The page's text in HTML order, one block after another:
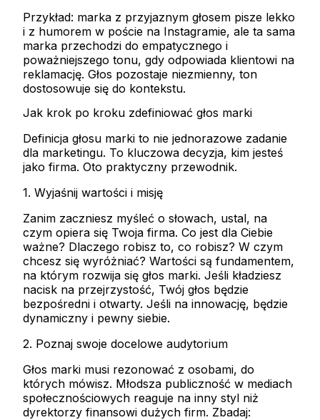
Przykład: marka z przyjaznym głosem pisze lekko
i z humorem w poście na Instagramie, ale ta sama
marka przechodzi do empatycznego i
poważniejszego tonu, gdy odpowiada klientowi na
reklamację. Głos pozostaje niezmienny, ton
dostosowuje się do kontekstu.
Jak krok po kroku zdefiniować głos marki
Definicja głosu marki to nie jednorazowe zadanie
dla marketingu. To kluczowa decyzja, kim jesteś
jako firma. Oto praktyczny przewodnik.
1. Wyjaśnij wartości i misję
Zanim zaczniesz myśleć o słowach, ustal, na
czym opiera się Twoja firma. Co jest dla Ciebie
ważne? Dlaczego robisz to, co robisz? W czym
chcesz się wyróżniać? Wartości są fundamentem,
na którym rozwija się głos marki. Jeśli kładziesz
nacisk na przejrzystość, Twój głos będzie
bezpośredni i otwarty. Jeśli na innowację, będzie
dynamiczny i pewny siebie.
2. Poznaj swoje docelowe audytorium
Głos marki musi rezonować z osobami, do
których mówisz. Młodsza publiczność w mediach
społecznościowych reaguje na inny styl niż
dyrektorzy finansowi dużych firm. Zbadaj: